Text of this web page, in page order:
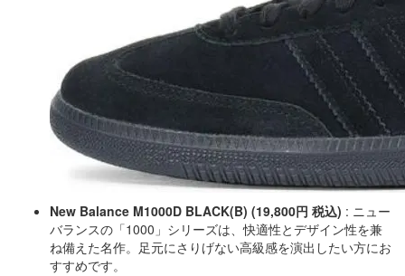
New Balance M1000D BLACK(B) (19,800円 税込) : ニュー
バランスの「1000」シリーズは、快適性とデザイン性を兼
ね備えた名作。足元にさりげない高級感を演出したい方にお
すすめです。